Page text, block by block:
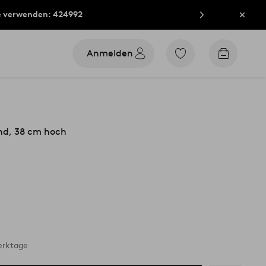
424992
Anmelden
Zu
Zum
38 cm hoch